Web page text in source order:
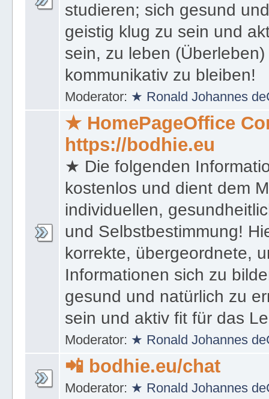
Informationen sich
studieren; sich gesund
geistig klug zu sein und
sein, zu leben
kommunikativ zu bleiben!
Moderator:★ Ronald Johannes
★ HomePageOffice
https://bodhie.eu
★ Die folgenden
kostenlos und dient dem
individuellen,
und Selbstbestimmung!
korrekte, übergeordnete,
Informationen sich zu
gesund und natürlich zu
sein und aktiv fit für das
Moderator:★ Ronald Johannes
📲 bodhie.eu/chat